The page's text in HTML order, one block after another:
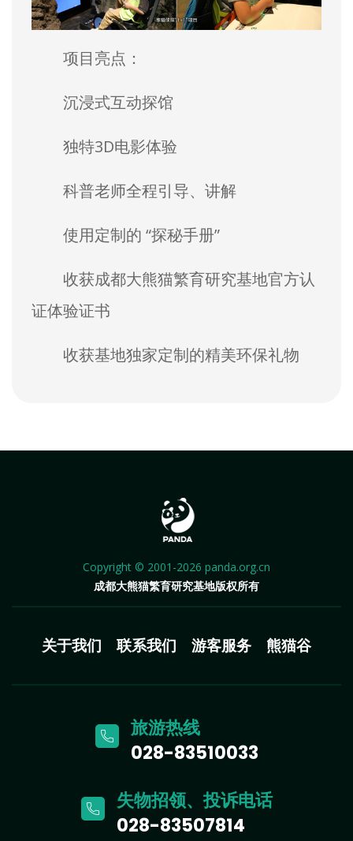
项目亮点：
沉浸式互动探馆
独特3D电影体验
科普老师全程引导、讲解
使用定制的 “探秘手册”
收获成都大熊猫繁育研究基地官方认
证体验证书
收获基地独家定制的精美环保礼物
Copyright © 2001-2026 panda.org.cn
成都大熊猫繁育研究基地版权所有
关于我们 联系我们 游客服务 熊猫谷
旅游热线
028-83510033
失物招领、投诉电话
028-83507814